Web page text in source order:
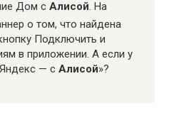
Дом с Алисой. На
о том, что найдена
Подключить и
в приложении. А если у
— с Алисой»?